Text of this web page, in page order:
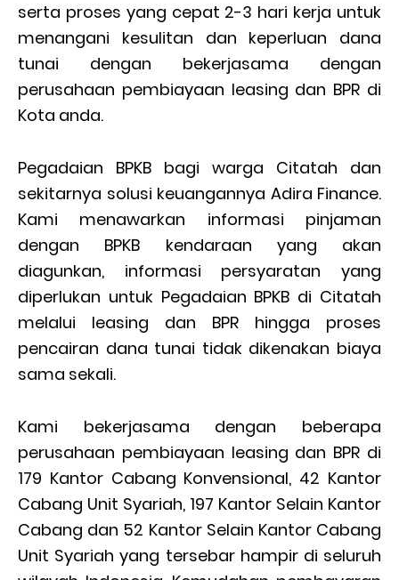
serta proses yang cepat 2-3 hari kerja untuk
menangani kesulitan dan keperluan dana
tunai dengan bekerjasama dengan
perusahaan pembiayaan leasing dan BPR di
Kota anda.
Pegadaian BPKB bagi warga Citatah dan
sekitarnya solusi keuangannya Adira Finance.
Kami menawarkan informasi pinjaman
dengan BPKB kendaraan yang akan
diagunkan, informasi persyaratan yang
diperlukan untuk Pegadaian BPKB di Citatah
melalui leasing dan BPR hingga proses
pencairan dana tunai tidak dikenakan biaya
sama sekali.
Kami bekerjasama dengan beberapa
perusahaan pembiayaan leasing dan BPR di
179 Kantor Cabang Konvensional, 42 Kantor
Cabang Unit Syariah, 197 Kantor Selain Kantor
Cabang dan 52 Kantor Selain Kantor Cabang
Unit Syariah yang tersebar hampir di seluruh